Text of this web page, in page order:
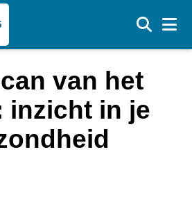
van het
inzicht in je